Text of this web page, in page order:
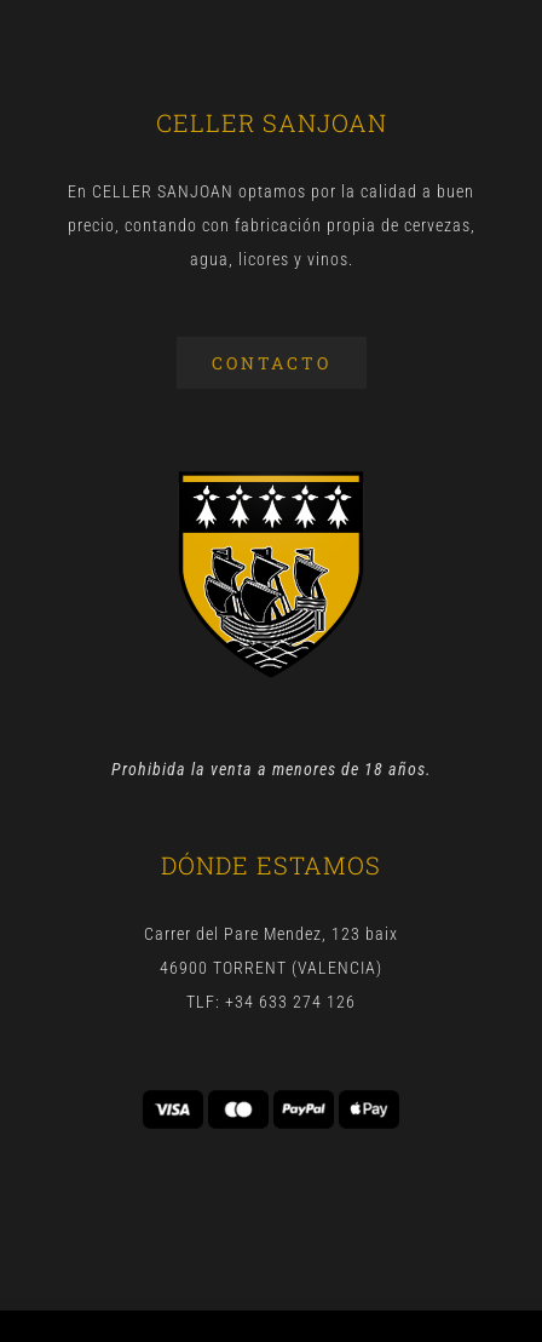
CELLER SANJOAN
En CELLER SANJOAN optamos por la calidad a buen
precio, contando con fabricación propia de cervezas,
agua, licores y vinos.
CONTACTO
Prohibida la venta a menores de 18 años.
DÓNDE ESTAMOS
Carrer del Pare Mendez, 123 baix
46900 TORRENT (VALENCIA)
TLF: +34 633 274 126